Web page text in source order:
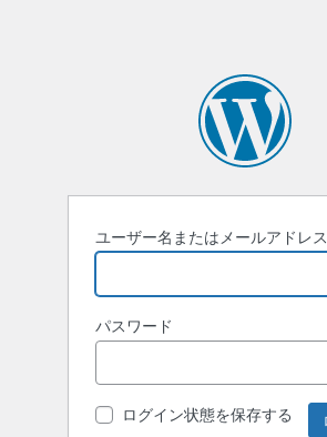
ユーザー名またはメールアドレス
パスワード
ログイン状態を保存する